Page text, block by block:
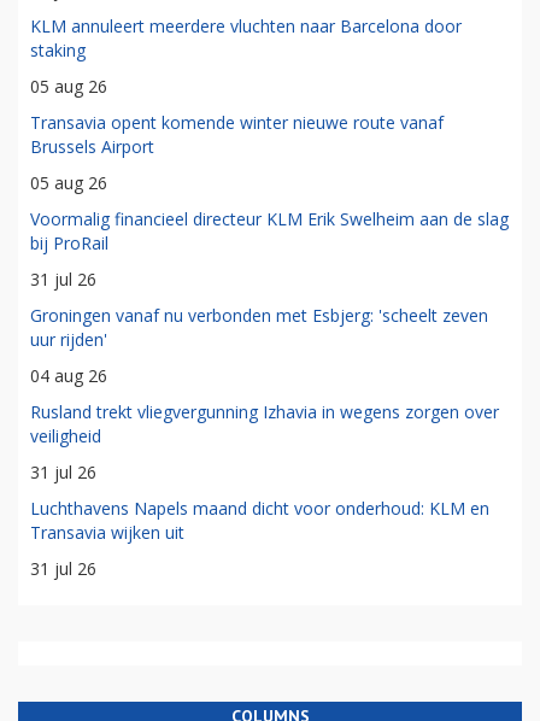
KLM annuleert meerdere vluchten naar Barcelona door
staking
05 aug 26
Transavia opent komende winter nieuwe route vanaf
Brussels Airport
05 aug 26
Voormalig financieel directeur KLM Erik Swelheim aan de slag
bij ProRail
31 jul 26
Groningen vanaf nu verbonden met Esbjerg: 'scheelt zeven
uur rijden'
04 aug 26
Rusland trekt vliegvergunning Izhavia in wegens zorgen over
veiligheid
31 jul 26
Luchthavens Napels maand dicht voor onderhoud: KLM en
Transavia wijken uit
31 jul 26
COLUMNS